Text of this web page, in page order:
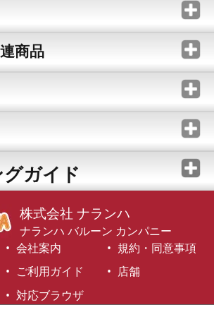
商品
ガイド
株式会社 ナランハ
ナランハ バルーン カンパニー
会社案内
規約・同意事項
ご利用ガイド
店舗
対応ブラウザ